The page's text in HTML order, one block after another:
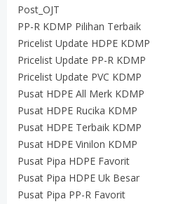
Post_OJT
PP-R KDMP Pilihan Terbaik
Pricelist Update HDPE KDMP
Pricelist Update PP-R KDMP
Pricelist Update PVC KDMP
Pusat HDPE All Merk KDMP
Pusat HDPE Rucika KDMP
Pusat HDPE Terbaik KDMP
Pusat HDPE Vinilon KDMP
Pusat Pipa HDPE Favorit
Pusat Pipa HDPE Uk Besar
Pusat Pipa PP-R Favorit